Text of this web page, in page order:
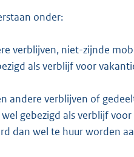
b
onder:
verblijven, niet-zijnde
als verblijf voor
andere verblijven of
gebezigd als verblijf
dan wel te huur worden